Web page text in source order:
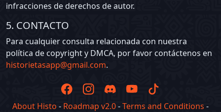
infracciones de derechos de autor.
5. CONTACTO
Para cualquier consulta relacionada con nuestra
política de copyright y DMCA, por favor contáctenos en
historietasapp@gmail.com.
About Histo - Roadmap v2.0-Terms and Conditions -